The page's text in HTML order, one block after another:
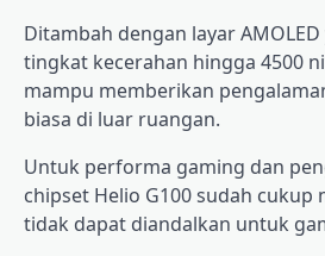
Ditambah dengan layar
tingkat kecerahan hingga 4500
mampu memberikan
biasa di luar ruangan.
Untuk performa gaming dan
chipset Helio G100 sudah cukup
tidak dapat diandalkan untuk